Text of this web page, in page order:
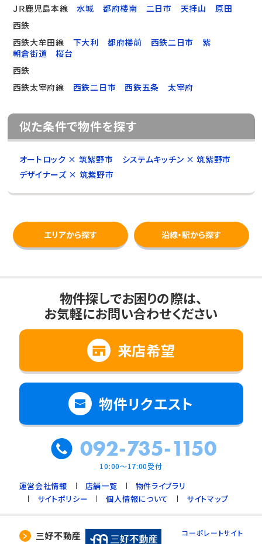
ＪＲ鹿児島本線
水城 都府楼南 二日市 天拝山
原田
西鉄
西鉄大牟田線
下大利 都府楼前 西鉄二日市
紫
朝倉街道
桜台
西鉄
西鉄太宰府線
西鉄二日市 西鉄五条 太宰府
似た条件で物件を探す
オートロック × 筑紫野市
システムキッチン × 筑紫野市
デザイナーズ × 筑紫野市
エリアから探す 沿線・駅から探す
物件探しでお困りの際は、
お気軽にお問い合わせください
来店希望
物件リクエスト
092-735-1150
10:00～17:00受付
運営会社情報 店舗一覧
物件ライブラリ
サイトポリシー
個人情報について サイトマップ
三好不動産 コーポレートサイト